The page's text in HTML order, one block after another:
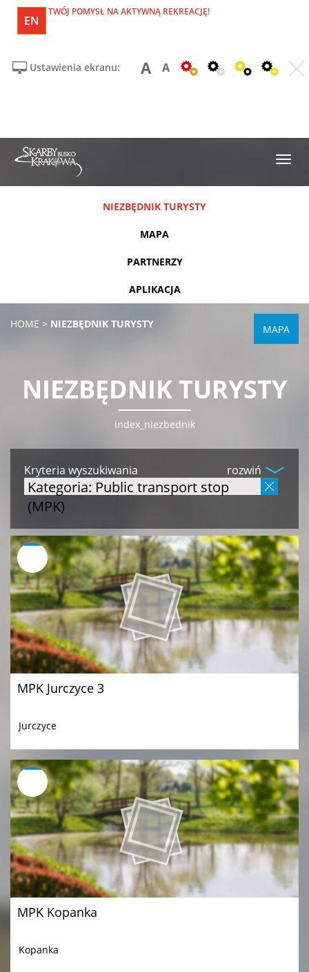
EN
TWÓJ POMYSŁ NA AKTYWNĄ REKREACJĘ!
Ustawienia ekranu: A A
NIEZBĘDNIK TURYSTY
MAPA
PARTNERZY
APLIKACJA
HOME > NIEZBĘDNIK TURYSTY MAPA
NIEZBĘDNIK TURYSTY
index_niezbednik
rozwiń
Kryteria wyszukiwania
Kategoria: Public transport stop
(MPK)
MPK Jurczyce 3
Jurczyce
MPK Kopanka
Kopanka